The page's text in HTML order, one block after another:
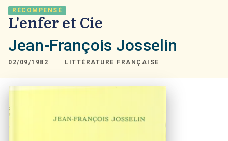
RÉCOMPENSÉ
L'enfer et Cie
Jean-François Josselin
02/09/1982 LITTÉRATURE FRANÇAISE